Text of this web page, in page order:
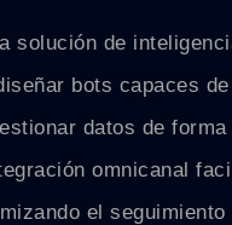
solución de
bots capaces
datos de
omnicanal
el